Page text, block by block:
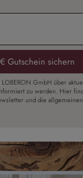
Gutschein sichern
GmbH über
zu werden. Hier
und die